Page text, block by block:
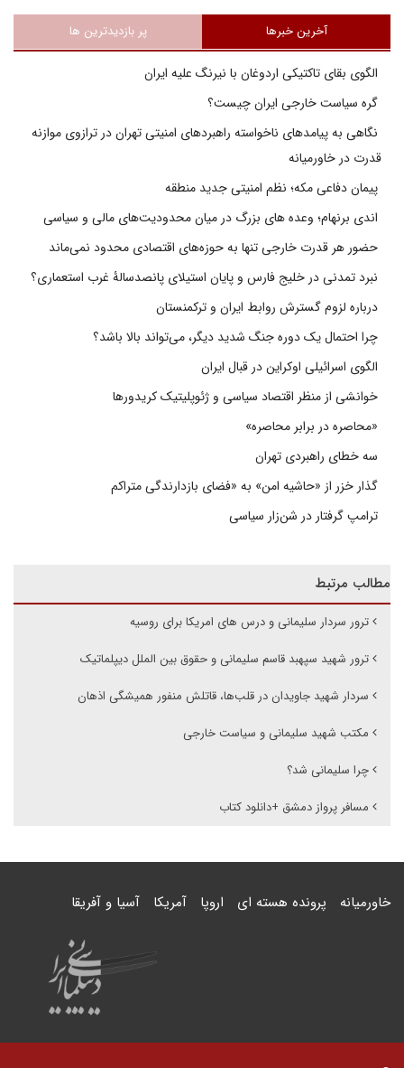
آخرین خبرها پر بازدیدترین ها
الگوی بقای تاکتیکی اردوغان با نیرنگ علیه ایران
گره سیاست خارجی ایران چیست؟
نگاهی به پیامدهای ناخواسته راهبردهای امنیتی تهران در ترازوی موازنه
قدرت در خاورمیانه
پیمان دفاعی مکه؛ نظم امنیتی جدید منطقه
اندی برنهام؛ وعده های بزرگ در میان محدودیت‌های مالی و سیاسی
حضور هر قدرت خارجی تنها به حوزه‌های اقتصادی محدود نمی‌ماند
نبرد تمدنی در خلیج فارس و پایان استیلای پانصدسالۀ غرب استعماری؟
درباره لزوم گسترش روابط ایران و ترکمنستان
چرا احتمال یک دوره جنگ شدید دیگر، می‌تواند بالا باشد؟
الگوی اسرائیلی اوکراین در قبال ایران
خوانشی از منظر اقتصاد سیاسی و ژئوپلیتیک کریدورها
«محاصره در برابر محاصره»
سه خطای راهبردی تهران
گذار خزر از «حاشیه امن» به «فضای بازدارندگی متراکم
ترامپ گرفتار در شن‌زار سیاسی
مطالب مرتبط
ترور سردار سلیمانی و درس های امریکا برای روسیه
ترور شهید سپهبد قاسم سلیمانی و حقوق بین الملل دیپلماتیک
سردار شهید جاویدان در قلب‌ها، قاتلش منفور همیشگی اذهان
مکتب شهید سلیمانی و سیاست خارجی
چرا سلیمانی شد؟
مسافر پرواز دمشق +دانلود کتاب
خاورمیانه پرونده هسته ای اروپا آمریکا آسیا و آفریقا